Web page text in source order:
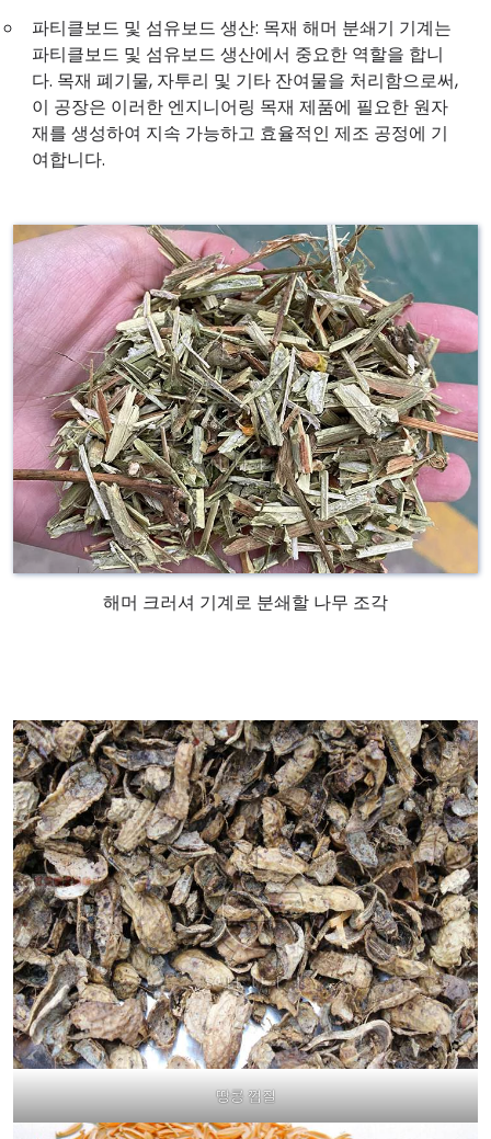
파티클보드 및 섬유보드 생산: 목재 해머 분쇄기 기계는
파티클보드 및 섬유보드 생산에서 중요한 역할을 합니
다. 목재 폐기물, 자투리 및 기타 잔여물을 처리함으로써,
이 공장은 이러한 엔지니어링 목재 제품에 필요한 원자
재를 생성하여 지속 가능하고 효율적인 제조 공정에 기
여합니다.
해머 크러셔 기계로 분쇄할 나무 조각
땅콩 껍질